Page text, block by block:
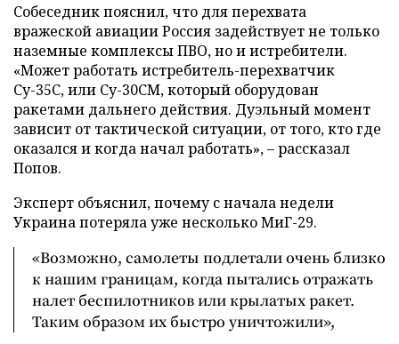
Собеседник пояснил, что для перехвата
вражеской авиации Россия задействует не только
наземные комплексы ПВО, но и истребители.
«Может работать истребитель-перехватчик
Су-35С, или Су-30СМ, который оборудован
ракетами дальнего действия. Дуэльный момент
зависит от тактической ситуации, от того, кто где
оказался и когда начал работать», – рассказал
Попов.
Эксперт объяснил, почему с начала недели
Украина потеряла уже несколько МиГ-29.
«Возможно, самолеты подлетали очень близко
к нашим границам, когда пытались отражать
налет беспилотников или крылатых ракет.
Таким образом их быстро уничтожили»,